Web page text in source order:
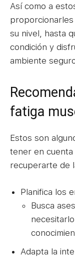
Así como a
su nivel, hasta
condición y
ambiente
fatiga
Estos son
tener en
recuperarte de
Planifica los
Busca
Adapta la